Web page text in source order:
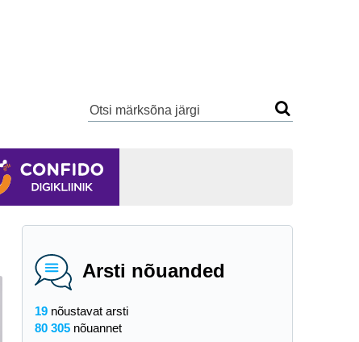
Arsti nõuanded
19 nõustavat arsti
80 305 nõuannet